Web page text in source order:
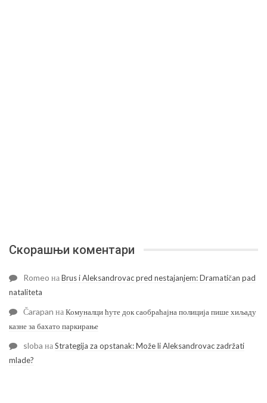
Скорашњи коментари
Romeo наBrus i Aleksandrovac pred nestajanjem: Dramatičan pad
nataliteta
Čarapan наКомуналци ћуте док саобраћајна полиција пише хиљаду
казне за бахато паркирање
sloba наStrategija za opstanak: Može li Aleksandrovac zadržati
mlade?